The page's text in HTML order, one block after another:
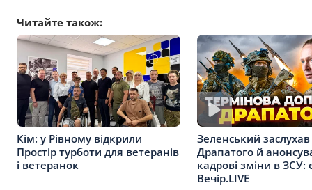
Читайте також:
Кім: у Рівному відкрили
Простір турботи для ветеранів
і ветеранок
Зеленський
Драпатого й
кадрові зміни в ЗСУ:
Вечір.LIVE